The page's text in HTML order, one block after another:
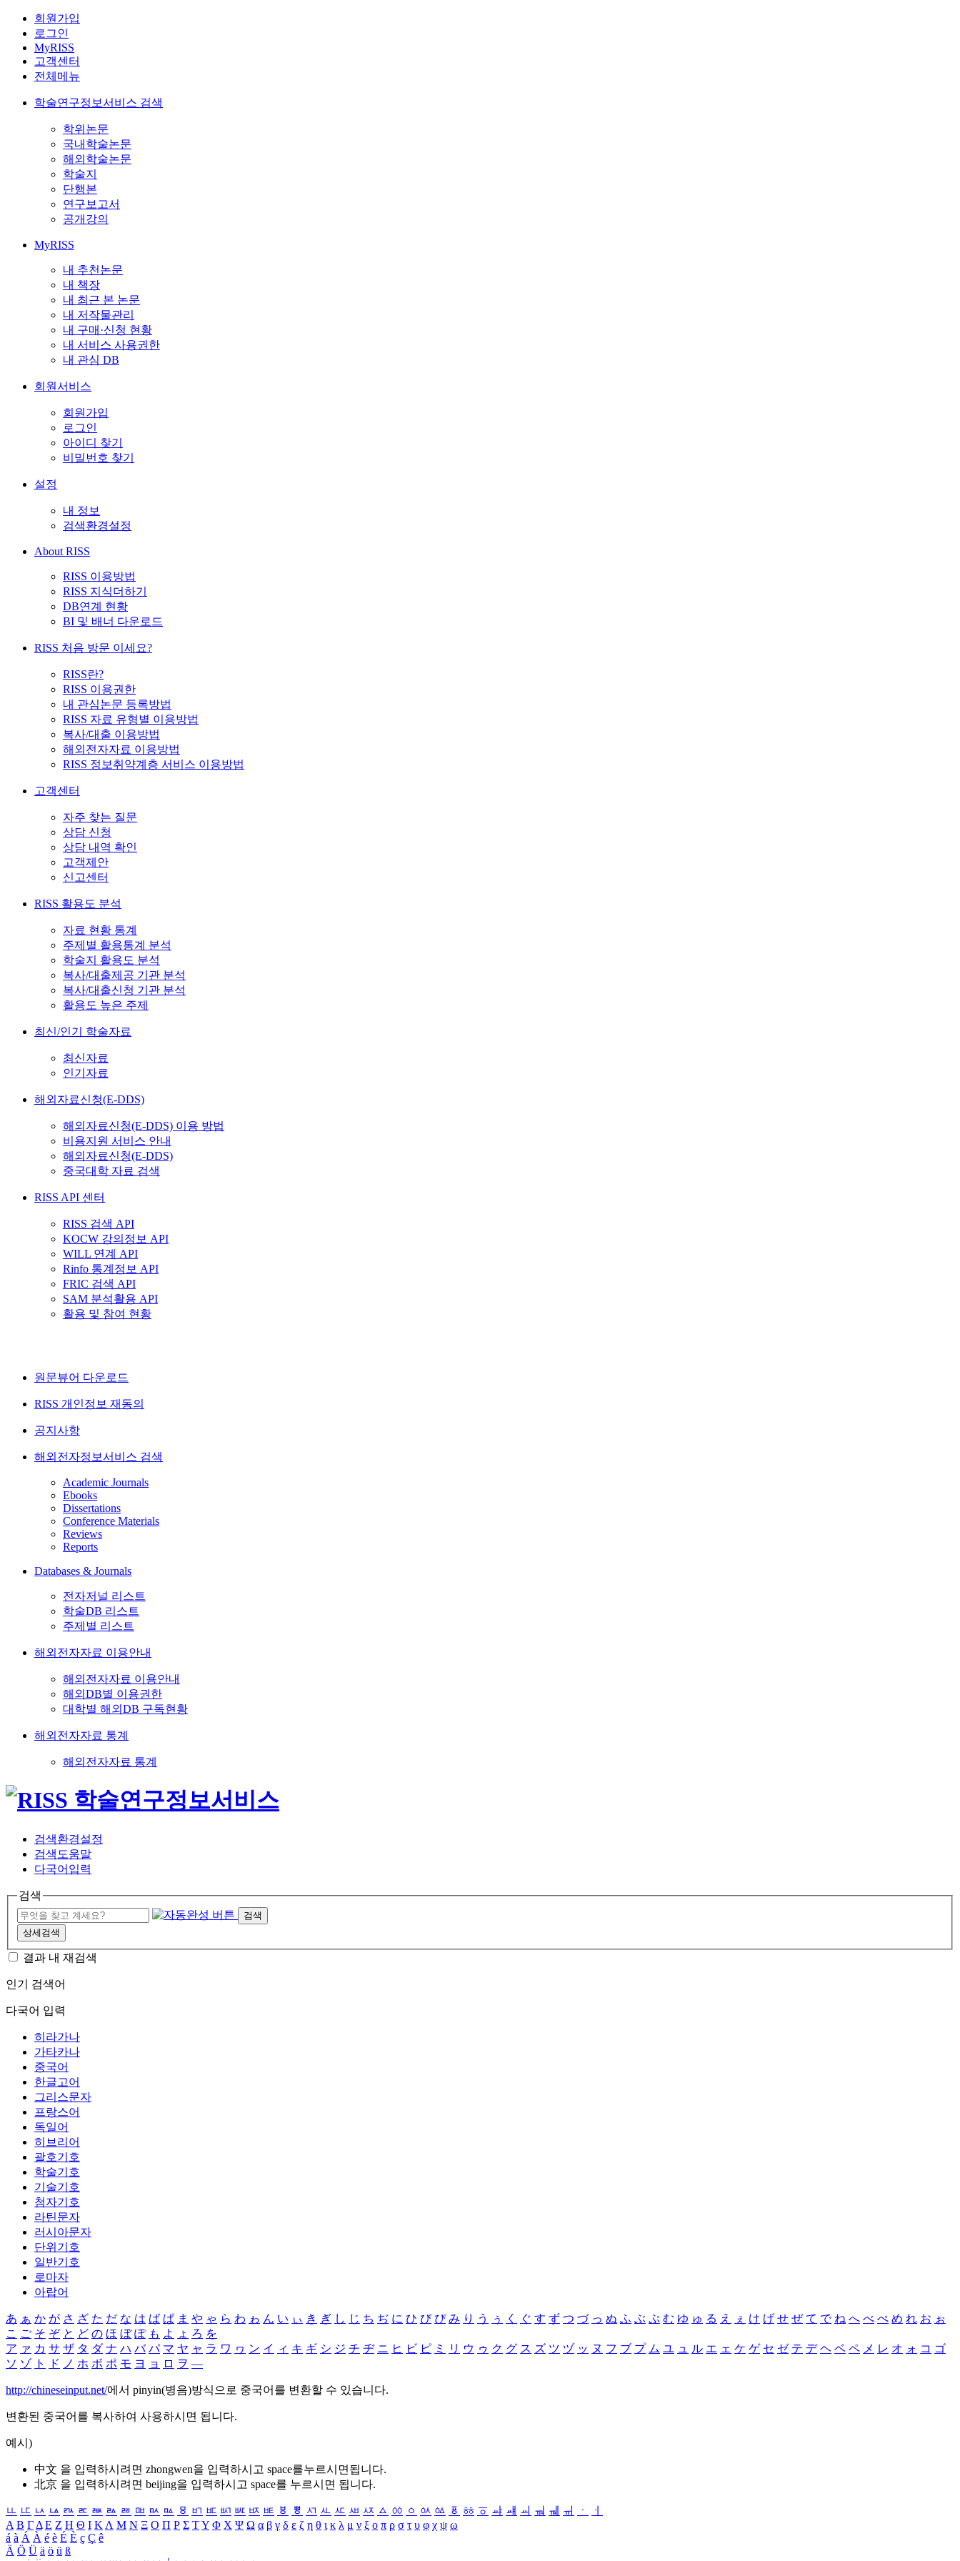
회원가입
로그인
MyRISS
고객센터
전체메뉴
학술연구정보서비스 검색
학위논문
국내학술논문
해외학술논문
학술지
단행본
연구보고서
공개강의
MyRISS
내 추천논문
내 책장
내 최근 본 논문
내 저작물관리
내 구매·신청 현황
내 서비스 사용권한
내 관심 DB
회원서비스
회원가입
로그인
아이디 찾기
비밀번호 찾기
설정
내 정보
검색환경설정
About RISS
RISS 이용방법
RISS 지식더하기
DB연계 현황
BI 및 배너 다운로드
RISS 처음 방문 이세요?
RISS란?
RISS 이용권한
내 관심논문 등록방법
RISS 자료 유형별 이용방법
복사/대출 이용방법
해외전자자료 이용방법
RISS 정보취약계층 서비스 이용방법
고객센터
자주 찾는 질문
상담 신청
상담 내역 확인
고객제안
신고센터
RISS 활용도 분석
자료 현황 통계
주제별 활용통계 분석
학술지 활용도 분석
복사/대출제공 기관 분석
복사/대출신청 기관 분석
활용도 높은 주제
최신/인기 학술자료
최신자료
인기자료
해외자료신청(E-DDS)
해외자료신청(E-DDS) 이용 방법
비용지원 서비스 안내
해외자료신청(E-DDS)
중국대학 자료 검색
RISS API 센터
RISS 검색 API
KOCW 강의정보 API
WILL 연계 API
Rinfo 통계정보 API
FRIC 검색 API
SAM 분석활용 API
활용 및 참여 현황
원문뷰어 다운로드
RISS 개인정보 재동의
공지사항
해외전자정보서비스 검색
Academic Journals
Ebooks
Dissertations
Conference Materials
Reviews
Reports
Databases & Journals
전자저널 리스트
학술DB 리스트
주제별 리스트
해외전자자료 이용안내
해외전자자료 이용안내
해외DB별 이용권한
대학별 해외DB 구독현황
해외전자자료 통계
해외전자자료 통계
검색환경설정
검색도움말
다국어입력
검색
검색
상세검색
결과 내 재검색
인기 검색어
다국어 입력
히라가나
가타카나
중국어
한글고어
그리스문자
프랑스어
독일어
히브리어
괄호기호
학술기호
기술기호
첨자기호
라틴문자
러시아문자
단위기호
일반기호
로마자
아랍어
あ ぁ か が さ ざ た だ な は ば ぱ ま や ゃ ら わ ゎ ん い ぃ き ぎ し じ ち ぢ に ひ び ぴ み り う ぅ く ぐ す ず つ づ っ ぬ ふ ぶ ぷ む ゆ ゅ る え ぇ け げ せ ぜ て で ね へ べ ぺ め れ お ぉ
こ ご そ ぞ と ど の ほ ぼ ぽ も よ ょ ろ を
ア ァ カ サ ザ タ ダ ナ ハ バ パ マ ヤ ャ ラ ワ ヮ ン イ ィ キ ギ シ ジ チ ヂ ニ ヒ ビ ピ ミ リ ウ ゥ ク グ ス ズ ツ ヅ ッ ヌ フ ブ プ ム ユ ュ ル エ ェ ケ ゲ セ ゼ テ デ ヘ ベ ペ メ レ オ ォ コ ゴ
ソ ゾ ト ド ノ ホ ボ ポ モ ヨ ョ ロ ヲ ―
http://chineseinput.net/에서 pinyin(병음)방식으로 중국어를 변환할 수 있습니다.
변환된 중국어를 복사하여 사용하시면 됩니다.
예시)
中文 을 입력하시려면 zhongwen을 입력하시고 space를누르시면됩니다.
北京 을 입력하시려면 beijing을 입력하시고 space를 누르시면 됩니다.
ㅥ ㅦ ㅧ ㅨ ㅩ ㅪ ㅫ ㅬ ㅭ ㅮ ㅯ ㅰ ㅱ ㅲ ㅳ ㅴ ㅵ ㅶ ㅷ ㅸ ㅹ ㅺ ㅻ ㅼ ㅽ ㅾ ㅿ ㆀ ㆁ ㆂ ㆃ ㆄ ㆅ ㆆ ㆇ ㆈ ㆉ ㆊ ㆋ ㆌ ㆍ
ㆎ
Α Β ΓΔ Ε Ζ Η Θ Ι ΚΛ Μ Ν Ξ Ο Π Ρ Σ ΤΥ Φ Χ Ψ Ω α β γ δ ε ζ η θ ι κ λ μ ν ξ ο π ρ σ τ υ φ χ ψ ω
á à Á À é è É È ç Ç ê
Ä Ö Ü ä ö ü ß